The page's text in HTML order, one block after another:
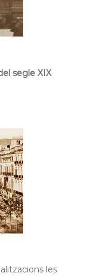
segle XIX
les